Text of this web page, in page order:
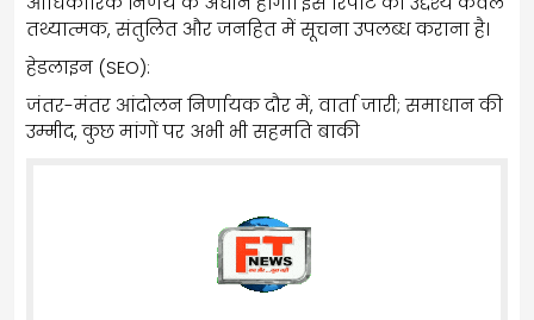
तथ्यात्मक, संतुलित और जनहित में सूचना उपलब्ध कराना है।
हेडलाइन (SEO):
जंतर-मंतर आंदोलन निर्णायक दौर में, वार्ता जारी; समाधान की
उम्मीद, कुछ मांगों पर अभी भी सहमति बाकी